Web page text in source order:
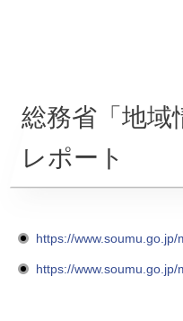
総務省「地域
レポート
https://
https://